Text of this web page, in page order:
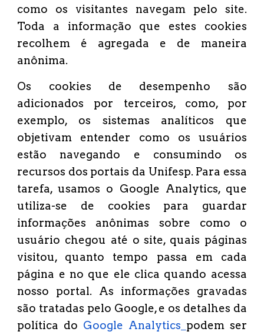
como os visitantes navegam pelo site.
Toda a informação que estes cookies
recolhem é agregada e de maneira
anônima.
Os cookies de desempenho são
adicionados por terceiros, como, por
exemplo, os sistemas analíticos que
objetivam entender como os usuários
estão navegando e consumindo os
recursos dos portais da Unifesp. Para essa
tarefa, usamos o Google Analytics, que
utiliza-se de cookies para guardar
informações anônimas sobre como o
usuário chegou até o site, quais páginas
visitou, quanto tempo passa em cada
página e no que ele clica quando acessa
nosso portal. As informações gravadas
são tratadas pelo Google, e os detalhes da
política do Google Analytics podem ser